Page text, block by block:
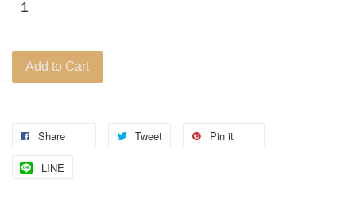
Add to Cart
Share Tweet Pin it
LINE